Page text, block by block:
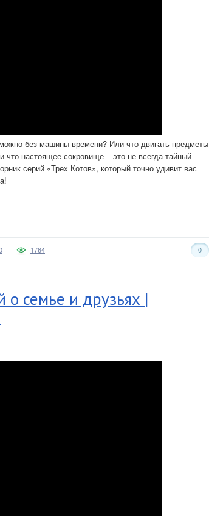
без машины времени? Или что двигать предметы
настоящее сокровище – это не всегда тайный
серий «Трех Котов», который точно удивит вас
0
1764
о семье и друзьях |